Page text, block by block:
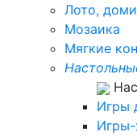
Лото,
Мозаика
Мягкие
Игры
Игры-